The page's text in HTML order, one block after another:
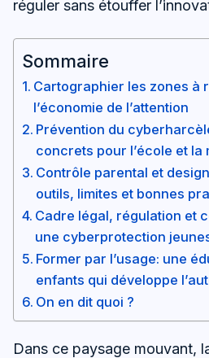
réguler sans étouffer
Sommaire
Cartographier les zones à
l’économie de l’attention
Prévention du
concrets pour l’école et la
Contrôle parental et
outils, limites et bonnes
Cadre légal, régulation et
une cyberprotection
Former par l’usage: une
enfants qui développe
On en dit quoi ?
Dans ce paysage mouvant,